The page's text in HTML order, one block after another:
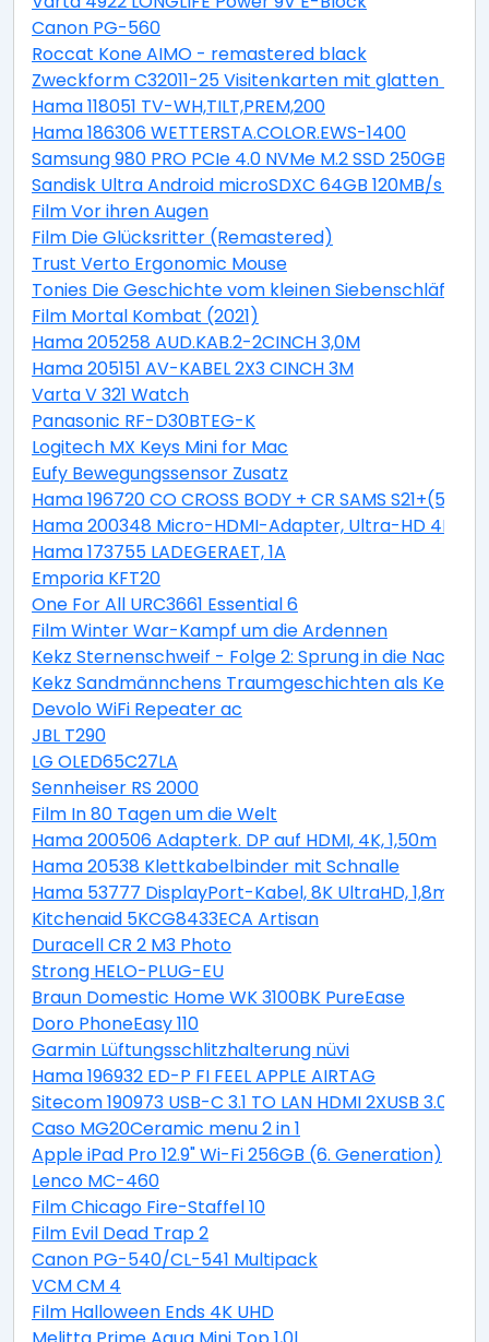
Canon PG-560
Roccat Kone AIMO - remastered black
Zweckform C32011-25 Visitenkarten mit glatten
Hama 118051 TV-WH,TILT,PREM,200
Hama 186306 WETTERSTA.COLOR.EWS-1400
Samsung 980 PRO PCIe 4.0 NVMe M.2 SSD 250GB
Sandisk Ultra Android microSDXC 64GB 120MB/s +
Film Vor ihren Augen
Film Die Glücksritter (Remastered)
Trust Verto Ergonomic Mouse
Tonies Die Geschichte vom kleinen Siebenschläfer,
Film Mortal Kombat (2021)
Hama 205258 AUD.KAB.2-2CINCH 3,0M
Hama 205151 AV-KABEL 2X3 CINCH 3M
Varta V 321 Watch
Panasonic RF-D30BTEG-K
Logitech MX Keys Mini for Mac
Eufy Bewegungssensor Zusatz
Hama 196720 CO CROSS BODY + CR SAMS S21+(5G)
Hama 200348 Micro-HDMI-Adapter, Ultra-HD 4K
Hama 173755 LADEGERAET, 1A
Emporia KFT20
One For All URC3661 Essential 6
Film Winter War-Kampf um die Ardennen
Kekz Sternenschweif - Folge 2: Sprung in die Nacht
Kekz Sandmännchens Traumgeschichten als Kekz
Devolo WiFi Repeater ac
JBL T290
LG OLED65C27LA
Sennheiser RS 2000
Film In 80 Tagen um die Welt
Hama 200506 Adapterk. DP auf HDMI, 4K, 1,50m
Hama 20538 Klettkabelbinder mit Schnalle
Hama 53777 DisplayPort-Kabel, 8K UltraHD, 1,8m
Kitchenaid 5KCG8433ECA Artisan
Duracell CR 2 M3 Photo
Strong HELO-PLUG-EU
Braun Domestic Home WK 3100BK PureEase
Doro PhoneEasy 110
Garmin Lüftungsschlitzhalterung nüvi
Hama 196932 ED-P FI FEEL APPLE AIRTAG
Sitecom 190973 USB-C 3.1 TO LAN HDMI 2XUSB 3.0 PD
Caso MG20Ceramic menu 2 in 1
Apple iPad Pro 12.9" Wi-Fi 256GB (6. Generation)
Lenco MC-460
Film Chicago Fire-Staffel 10
Film Evil Dead Trap 2
Canon PG-540/CL-541 Multipack
VCM CM 4
Film Halloween Ends 4K UHD